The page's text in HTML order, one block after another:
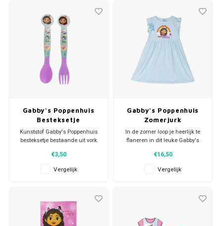
Gabby's Poppenhuis
Besteksetje
Kunststof Gabby's Poppenhuis
besteksetje bestaande uit vork
vrij.
€3,50
Vergelijk
Gabby's Poppenhuis
Zomerjurk
In de zomer loop je heerlijk te
flaneren in dit leuke Gabby's
dragend jersey katoen.
Natuurlijk
staat Gabby afgebeeld op
€16,50
Vergelijk